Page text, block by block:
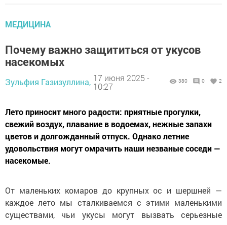
МЕДИЦИНА
Почему важно защититься от укусов
насекомых
Зульфия Газизуллина, 17 июня 2025 -
10:27
380 0 2
Лето приносит много радости: приятные прогулки,
свежий воздух, плавание в водоемах, нежные запахи
цветов и долгожданный отпуск. Однако летние
удовольствия могут омрачить наши незваные соседи —
насекомые.
От маленьких комаров до крупных ос и шершней —
каждое лето мы сталкиваемся с этими маленькими
существами, чьи укусы могут вызвать серьезные